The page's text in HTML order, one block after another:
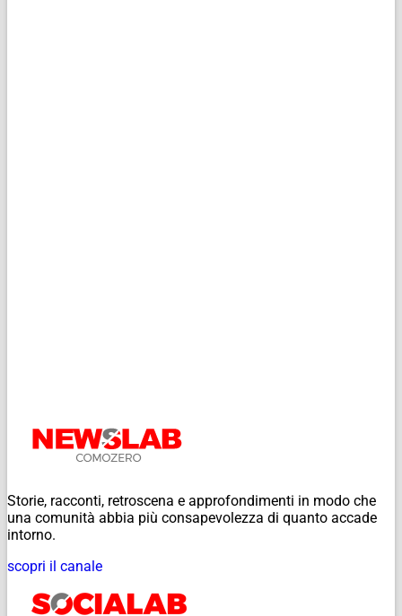
Storie, racconti, retroscena e approfondimenti in modo che
una comunità abbia più consapevolezza di quanto accade
intorno.
scopri il canale